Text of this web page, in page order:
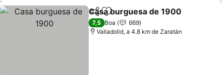
PartilharAdicionar aos favoritos
Casa burguesa de 1900
7,5 Boa
669
Valladolid, a 4.8 km de Zaratán